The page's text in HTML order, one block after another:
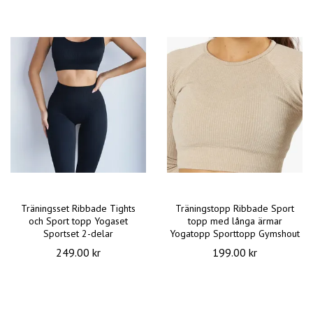
Träningsset Ribbade Tights
och Sport topp Yogaset
Sportset 2-delar
249.00 kr
Träningstopp Ribbade Sport
topp med långa ärmar
Yogatopp Sporttopp Gymshout
199.00 kr